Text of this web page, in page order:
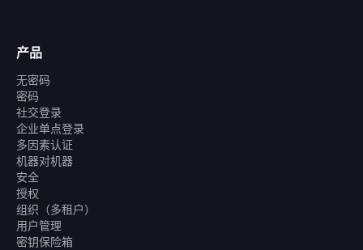
产品
无密码
密码
社交登录
企业单点登录
多因素认证
机器对机器
安全
授权
组织（多租户）
用户管理
密钥保险箱